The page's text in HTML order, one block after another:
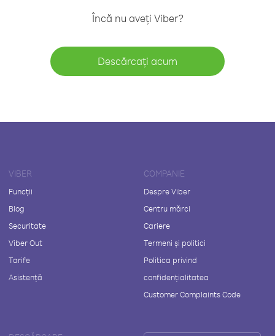
Încă nu aveți Viber?
Descărcați acum
VIBER
Funcții
Blog
Securitate
Viber Out
Tarife
Asistență
COMPANIE
Despre Viber
Centru mărci
Cariere
Termeni și politici
Politica privind
confidențialitatea
Customer Complaints Code